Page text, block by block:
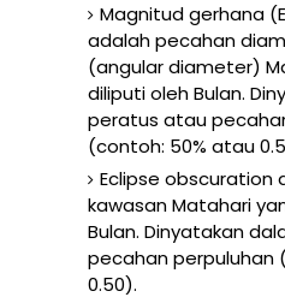
Magnitud gerhana
adalah pecahan
(angular diameter)
diliputi oleh Bulan.
peratus atau
(contoh: 50% atau
Eclipse obscuration
kawasan Matahari
Bulan. Dinyatakan
pecahan perpuluhan
0.50).